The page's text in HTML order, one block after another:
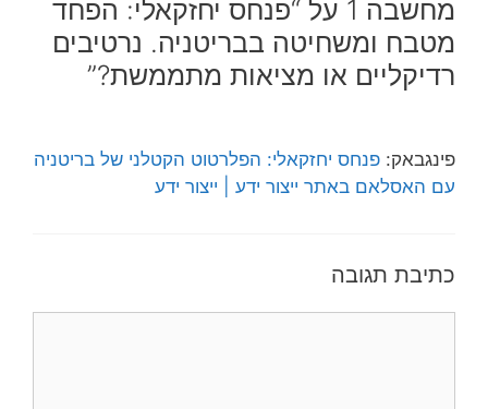
מחשבה 1 על “פנחס יחזקאלי: הפחד
מטבח ומשחיטה בבריטניה. נרטיבים
רדיקליים או מציאות מתממשת?”
פינגבאק: פנחס יחזקאלי: הפלרטוט הקטלני של בריטניה
עם האסלאם באתר ייצור ידע | ייצור ידע
כתיבת תגובה